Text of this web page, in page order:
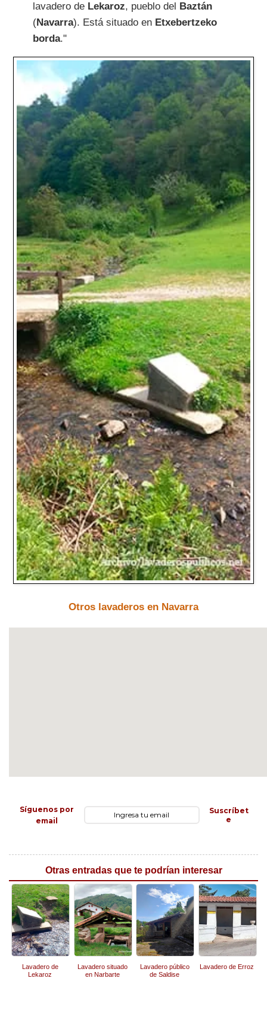
lavadero de Lekaroz, pueblo del Baztán
(Navarra). Está situado en Etxebertzeko
borda."
Otros lavaderos en Navarra
Síguenos por
email
Suscríbet
e
Otras entradas que te podrían interesar
Lavadero de
Lekaroz
Lavadero situado
en Narbarte
Lavadero público
de Saldise
Lavadero de Erroz